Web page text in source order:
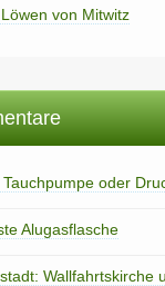
von Mitwitz
Tauchpumpe oder
Alugasflasche
Wallfahrtskirche